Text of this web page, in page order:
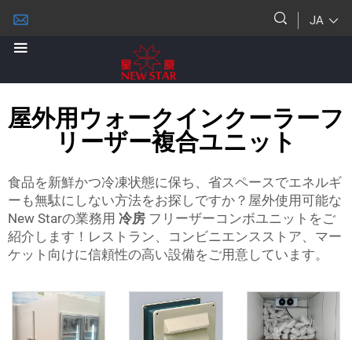
JA
屋外用ウォークインクーラーフ
リーザー複合ユニット
食品を新鮮かつ冷凍状態に保ち、省スペースでエネルギ
ーも無駄にしない方法をお探しですか？屋外使用可能な
New Starの業務用 冷房 フリーザーコンボユニットをご
紹介します！レストラン、コンビニエンスストア、マー
ケット向けに信頼性の高い設備をご用意しています。